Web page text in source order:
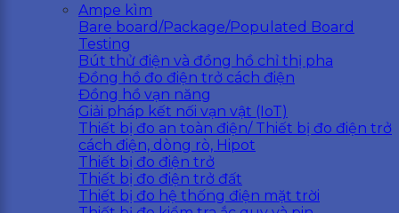
Ampe kìm
Bare board/Package/Populated Board
Testing
Bút thử điện và đồng hồ chỉ thị pha
Đồng hồ đo điện trở cách điện
Đồng hồ vạn năng
Giải pháp kết nối vạn vật (IoT)
Thiết bị đo an toàn điện/ Thiết bị đo điện trở
cách điện, dòng rò, Hipot
Thiết bị đo điện trở
Thiết bị đo điện trở đất
Thiết bị đo hệ thống điện mặt trời